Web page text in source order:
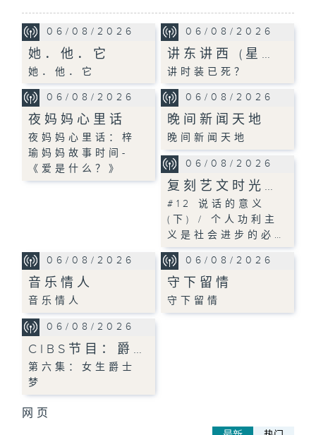
06/08/2026
她．他．它
她．他．它
06/08/2026
讲东讲西 (星…
讲时装已死？
06/08/2026
夜妈妈心里话
夜妈妈心里话：梓
瑜妈妈故事时间-
《爱是什么？》
06/08/2026
晚间新闻天地
晚间新闻天地
06/08/2026
复刻艺文时光…
#12 说话的意义
(下) / 个人功利主
义是社会进步的必…
06/08/2026
音乐情人
音乐情人
06/08/2026
守下留情
守下留情
06/08/2026
CIBS节目：爵…
第六集：女生爵士
梦
网页